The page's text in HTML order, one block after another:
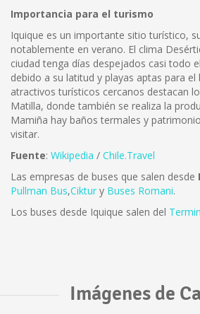
Importancia para el turismo
Iquique es un importante sitio turístico,
notablemente en verano. El clima
ciudad tenga días despejados casi todo
debido a su latitud y playas aptas para
atractivos turísticos cercanos destacan
Matilla, donde también se realiza la
Mamiña hay baños termales y
visitar.
Fuente: Wikipedia / Chile.Travel
Las empresas de buses que salen desde
Pullman Bus,Ciktur y Buses Romani.
Los buses desde Iquique salen del
Imágenes de